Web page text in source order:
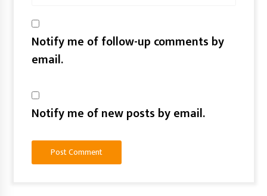
Notify me of follow-up comments by
email.
Notify me of new posts by email.